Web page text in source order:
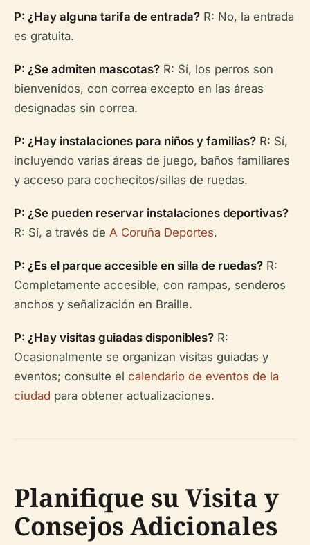
P: ¿Hay alguna tarifa de entrada? R: No, la entrada
es gratuita.
P: ¿Se admiten mascotas? R: Sí, los perros son
bienvenidos, con correa excepto en las áreas
designadas sin correa.
P: ¿Hay instalaciones para niños y familias? R: Sí,
incluyendo varias áreas de juego, baños familiares
y acceso para cochecitos/sillas de ruedas.
P: ¿Se pueden reservar instalaciones deportivas?
R: Sí, a través de A Coruña Deportes.
P: ¿Es el parque accesible en silla de ruedas? R:
Completamente accesible, con rampas, senderos
anchos y señalización en Braille.
P: ¿Hay visitas guiadas disponibles? R:
Ocasionalmente se organizan visitas guiadas y
eventos; consulte el calendario de eventos de la
ciudad para obtener actualizaciones.
Planifique su Visita y
Consejos Adicionales